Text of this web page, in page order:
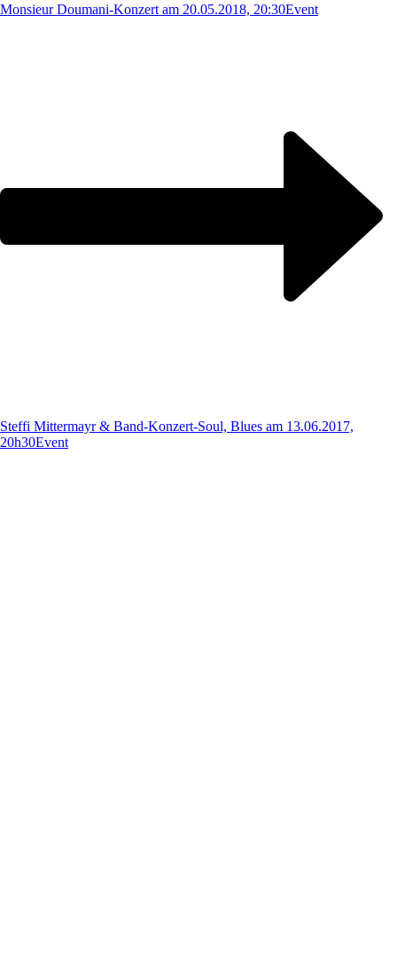
Monsieur Doumani-Konzert am 20.05.2018, 20:30Event
Steffi Mittermayr & Band-Konzert-Soul, Blues am 13.06.2017,
20h30Event